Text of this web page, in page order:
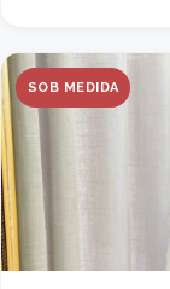
SOB MEDIDA